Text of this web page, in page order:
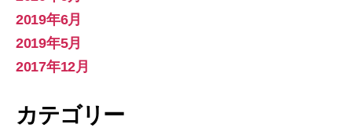
2019年6月
2019年5月
2017年12月
カテゴリー